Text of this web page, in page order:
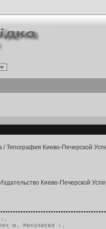
/ Типография Киево-Печерской
Киево-Печерской
:.
м. Миколаєва :.